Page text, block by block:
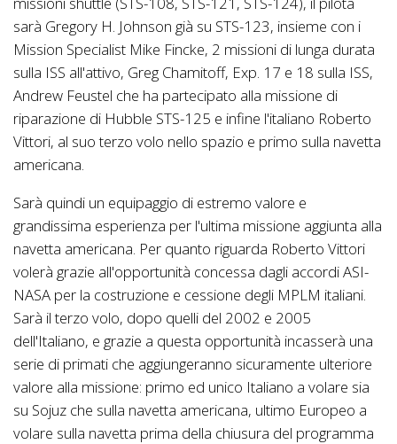
sarà Gregory H. Johnson già su STS-123, insieme con i
Mission Specialist Mike Fincke, 2 missioni di lunga durata
sulla ISS all'attivo, Greg Chamitoff, Exp. 17 e 18 sulla ISS,
Andrew Feustel che ha partecipato alla missione di
riparazione di Hubble STS-125 e infine l'italiano Roberto
Vittori, al suo terzo volo nello spazio e primo sulla navetta
americana.
Sarà quindi un equipaggio di estremo valore e
grandissima esperienza per l'ultima missione aggiunta alla
navetta americana. Per quanto riguarda Roberto Vittori
volerà grazie all'opportunità concessa dagli accordi ASI-
NASA per la costruzione e cessione degli MPLM italiani.
Sarà il terzo volo, dopo quelli del 2002 e 2005
dell'Italiano, e grazie a questa opportunità incasserà una
serie di primati che aggiungeranno sicuramente ulteriore
valore alla missione: primo ed unico Italiano a volare sia
su Sojuz che sulla navetta americana, ultimo Europeo a
volare sulla navetta prima della chiusura del programma